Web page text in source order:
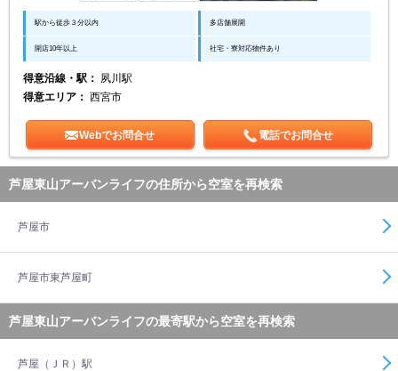
駅から徒歩３分以内 多店舗展開
開店10年以上 社宅・寮対応物件あり
得意沿線・駅：
夙川駅
得意エリア： 西宮市
Webでお問合せ 電話でお問合せ
芦屋東山アーバンライフの住所から空室を再検索
芦屋市
芦屋市東芦屋町
芦屋東山アーバンライフの最寄駅から空室を再検索
芦屋（ＪＲ）駅